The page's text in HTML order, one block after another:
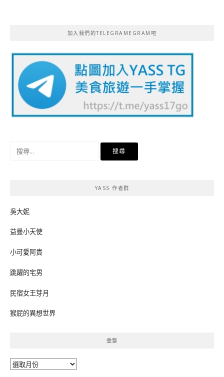
加入我們的TELEGRAMEGRAM吧
YASS 作者群
吳大妮
益曼小天使
小可愛阿貴
跳躍的宅男
民宿女王芽月
猴屁的異想世界
彙整
彙